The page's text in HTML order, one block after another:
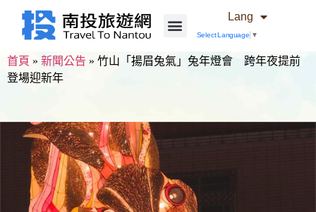
Lang
Select Language ▼
首頁 » 新聞公告 » 竹山「揚眉兔氣」兔年燈會 跨年夜提前
登場迎新年